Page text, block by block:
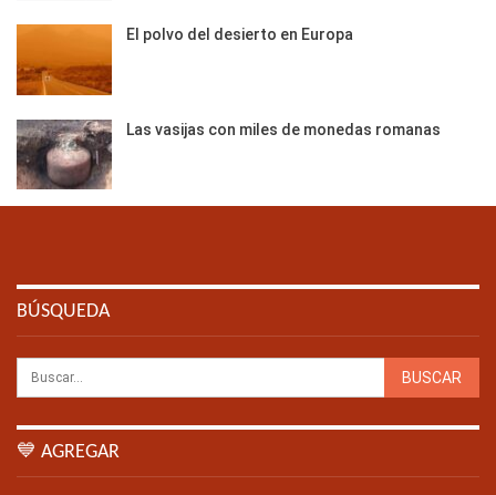
El polvo del desierto en Europa
Las vasijas con miles de monedas romanas
BÚSQUEDA
💙 AGREGAR